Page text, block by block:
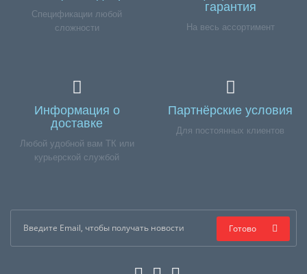
Спецификации любой
сложности
гарантия
На весь ассортимент
Информация о
доставке
Любой удобной вам ТК или
курьерской службой
Партнёрские условия
Для постоянных клиентов
Готово